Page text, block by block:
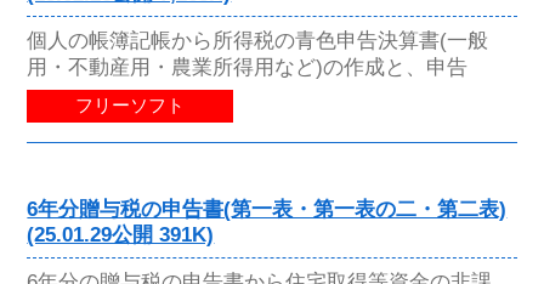
個人の帳簿記帳から所得税の青色申告決算書(一般
用・不動産用・農業所得用など)の作成と、申告
フリーソフト
6年分贈与税の申告書(第一表・第一表の二・第二表)
(25.01.29公開 391K)